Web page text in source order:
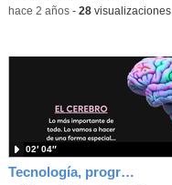
-hace 2 años- 28visualizaciones
Tecnología, programación y robótica
02′ 04″